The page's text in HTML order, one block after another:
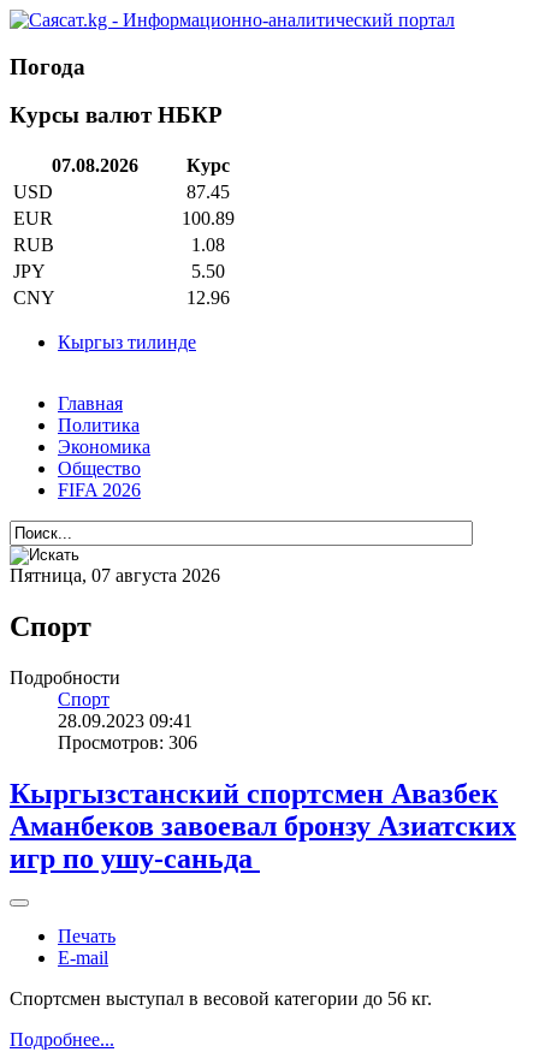
Погода
Курсы валют НБКР
07.08.2026
Курс
USD
87.45
EUR
100.89
RUB
1.08
JPY
5.50
CNY
12.96
Кыргыз тилинде
Главная
Политика
Экономика
Общество
FIFA 2026
Пятница, 07 августа 2026
Спорт
Подробности
Спорт
28.09.2023 09:41
Просмотров: 306
Кыргызстанский спортсмен Авазбек
Аманбеков завоевал бронзу Азиатских
игр по ушу-саньда
Печать
E-mail
Спортсмен выступал в весовой категории до 56 кг.
Подробнее...